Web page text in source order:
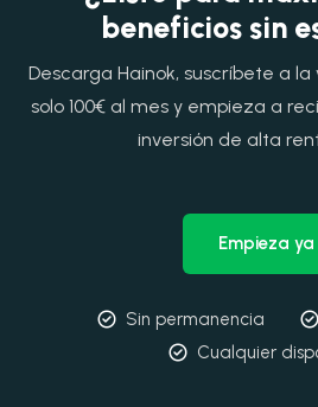
beneficios sin
Descarga Hainok, suscríbete a
solo 100€ al mes y empieza a
inversión de alta
Empieza ya
Sin permanencia
Cualquier